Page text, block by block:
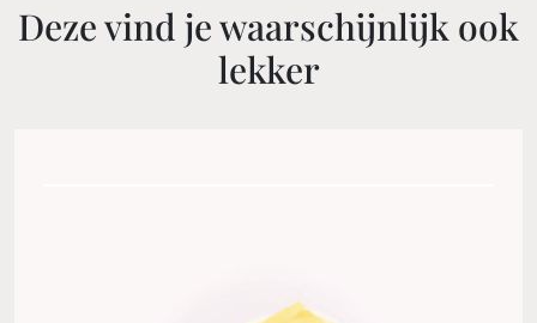
Deze vind je waarschijnlijk ook
lekker